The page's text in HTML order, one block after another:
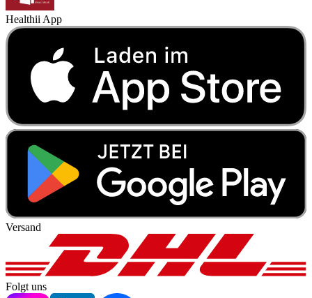
Healthii App
Versand
Folgt uns